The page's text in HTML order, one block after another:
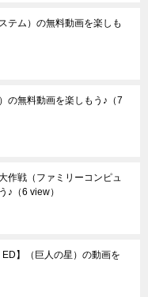
テム）の無料動画を楽しも
の無料動画を楽しもう♪ （7
作戦（ファミリーコンピュ
♪ （6 view）
ED】（巨人の星）の動画を